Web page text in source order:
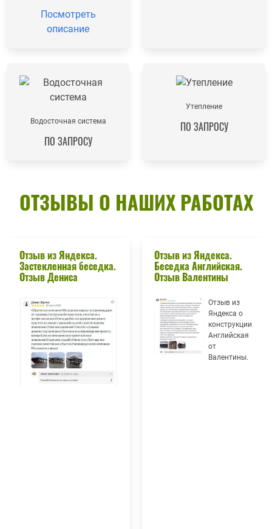
Посмотреть
описание
Водосточная система
ПО ЗАПРОСУ
Утепление
ПО ЗАПРОСУ
ОТЗЫВЫ О НАШИХ РАБОТАХ
Отзыв из Яндекса.
Застекленная беседка.
Отзыв Дениса
Отзыв из Яндекса.
Беседка Английская.
Отзыв Валентины
Отзыв из
Яндекса о
конструкции
Английская
от
Валентины.